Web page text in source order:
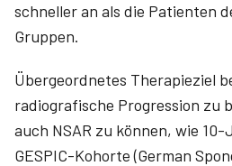
schneller an als die Patienten
Gruppen.
Übergeordnetes Therapieziel
radiografische Progression zu
auch NSAR zu können, wie
GESPIC-Kohorte (German